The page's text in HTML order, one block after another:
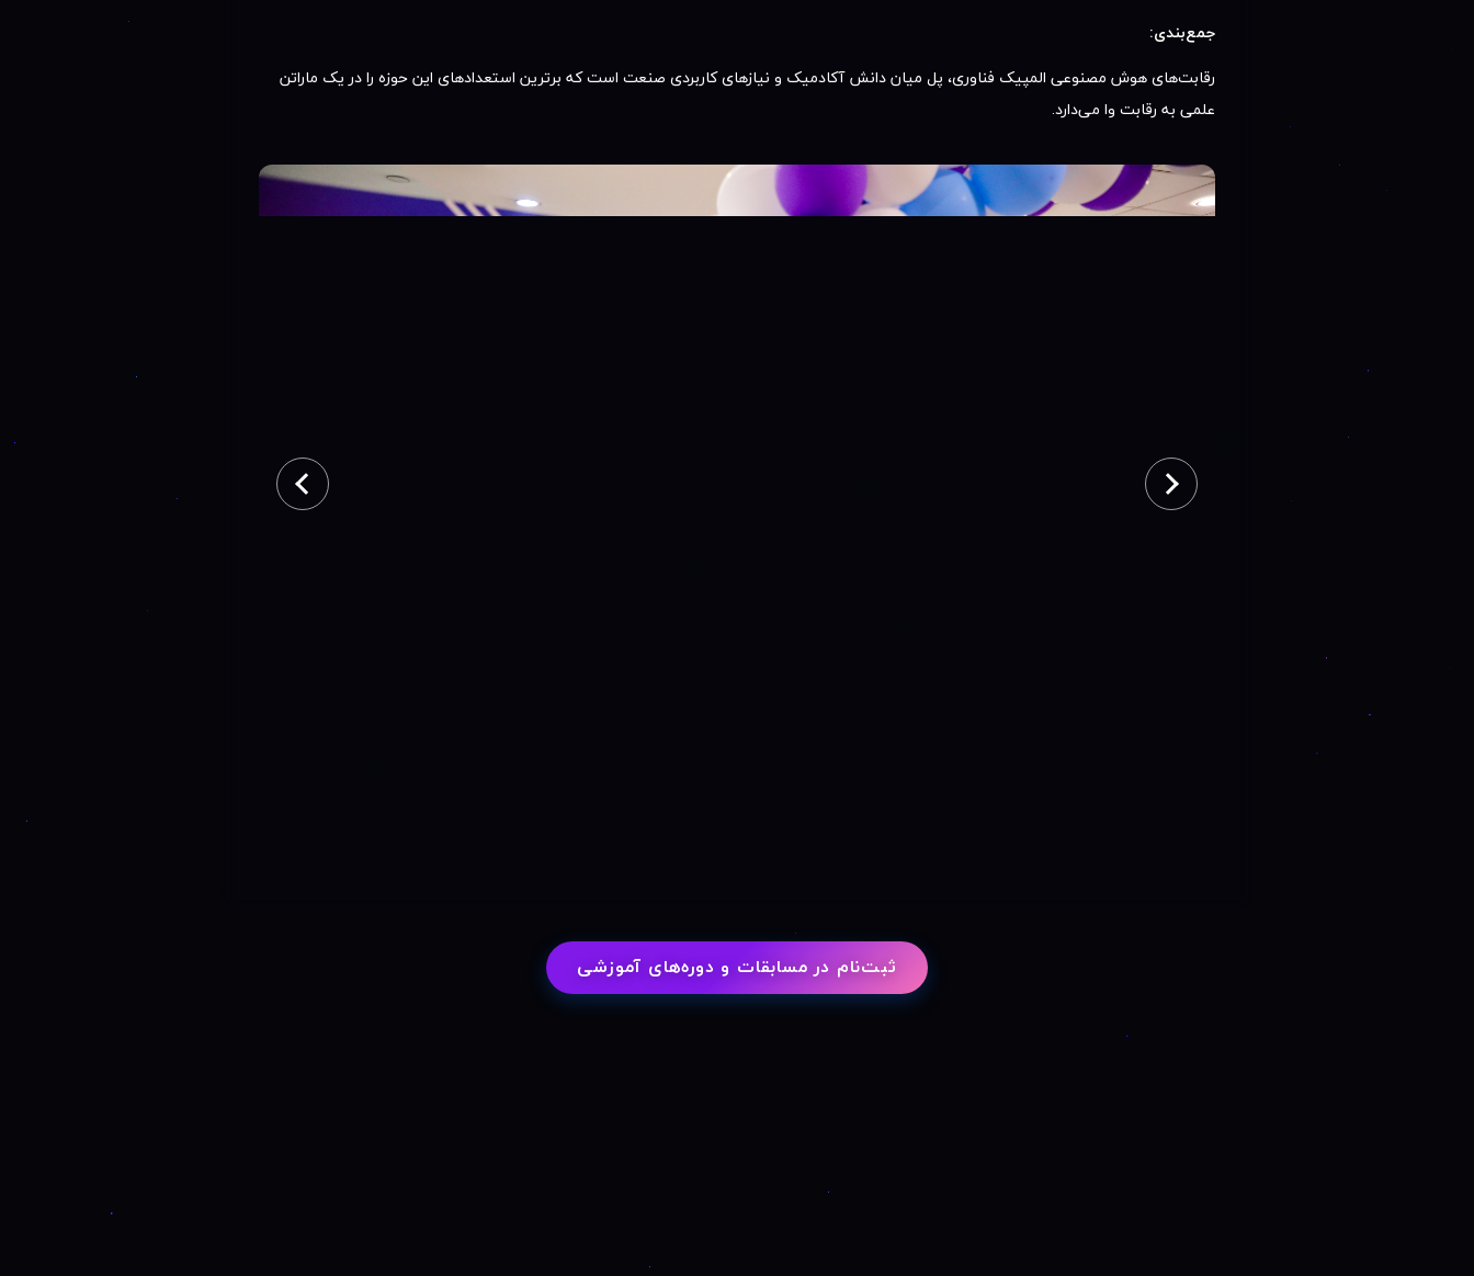
جمع‌بندی:
رقابت‌های هوش مصنوعی المپیک فناوری، پل میان دانش آکادمیک و نیازهای کاربردی صنعت است که برترین استعدادهای این حوزه را در یک ماراتن
علمی به رقابت وا می‌دارد.
ثبت‌نام در مسابقات و دوره‌های آموزشی